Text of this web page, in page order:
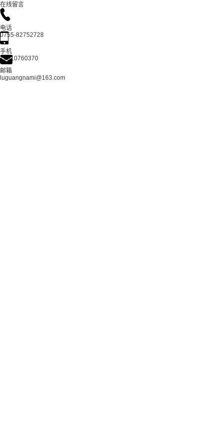
在线留言
电话
0755-82752728
手机
13510760370
邮箱
luguangnami@163.com